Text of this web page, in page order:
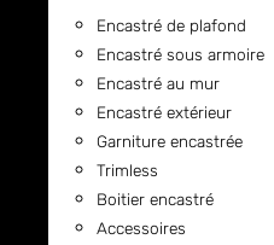
Encastré de plafond
Encastré sous armoire
Encastré au mur
Encastré extérieur
Garniture encastrée
Trimless
Boitier encastré
Accessoires